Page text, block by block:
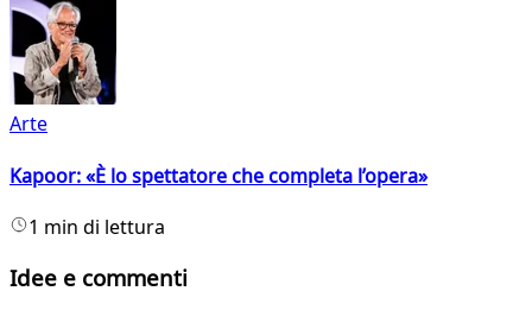
Arte
Kapoor: «È lo spettatore che completa l’opera»
1 min di lettura
Idee e commenti